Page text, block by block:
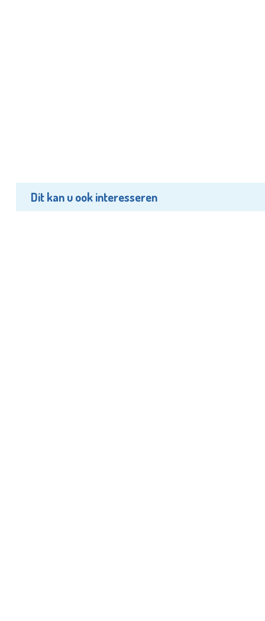
Dit kan u ook interesseren